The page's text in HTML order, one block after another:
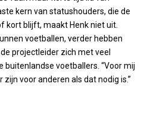
kern van statushouders, die de
kort blijft, maakt Henk niet uit.
voetballen, verder hebben
projectleider zich met veel
voetballers. “Voor mij
voor anderen als dat nodig is.”